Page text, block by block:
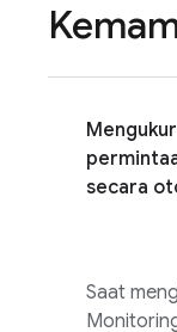
secara
Saat